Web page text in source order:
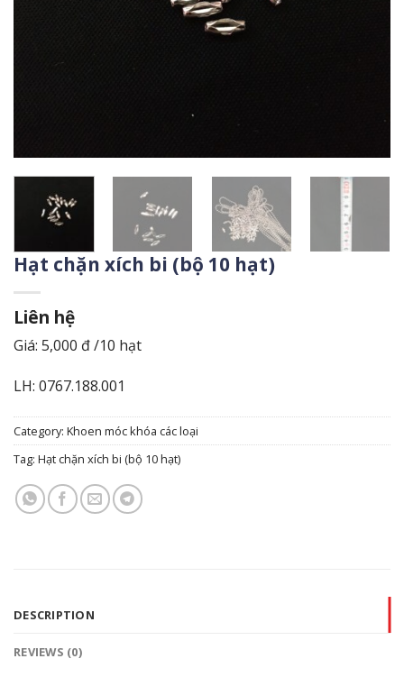
Hạt chặn xích bi (bộ 10 hạt)
Liên hệ
Giá: 5,000 đ /10 hạt
LH: 0767.188.001
Category: Khoen móc khóa các loại
Tag: Hạt chặn xích bi (bộ 10 hạt)
DESCRIPTION
REVIEWS (0)